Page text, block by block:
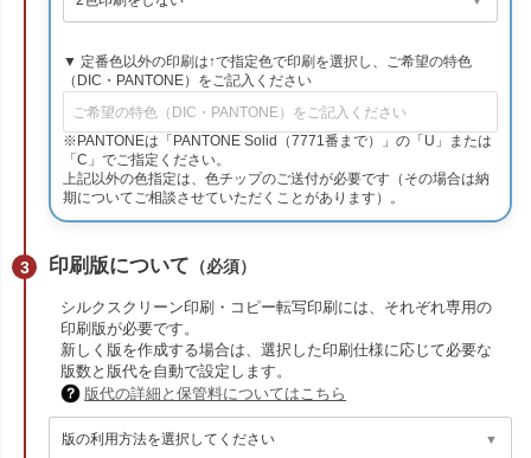
▼ 定番色以外の印刷は↑で指定色で印刷を選択し、ご希望の特色
（DIC・PANTONE）をご記入ください
※PANTONEは「PANTONE Solid（7771番まで）」の「U」または
「C」でご指定ください。
上記以外の色指定は、色チップのご送付が必要です（その場合は納
期についてご相談させていただくことがあります）。
印刷版について （必須）
シルクスクリーン印刷・コピー転写印刷には、それぞれ専用の
印刷版が必要です。
新しく版を作成する場合は、選択した印刷仕様に応じて必要な
版数と版代を自動で設定します。
版代の詳細と保管料についてはこちら